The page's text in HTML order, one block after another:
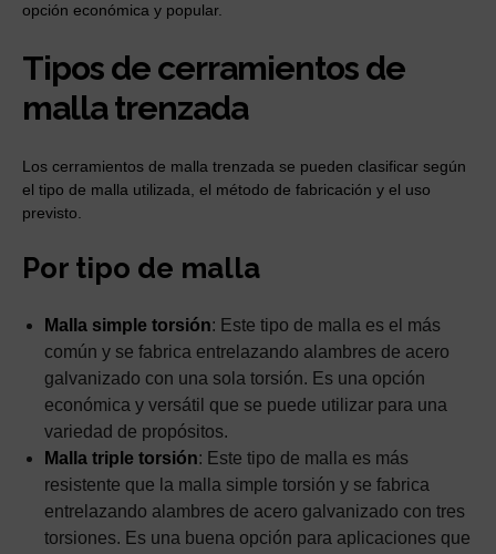
opción económica y popular.
Tipos de cerramientos de
malla trenzada
Los cerramientos de malla trenzada se pueden clasificar según
el tipo de malla utilizada, el método de fabricación y el uso
previsto.
Por tipo de malla
Malla simple torsión: Este tipo de malla es el más
común y se fabrica entrelazando alambres de acero
galvanizado con una sola torsión. Es una opción
económica y versátil que se puede utilizar para una
variedad de propósitos.
Malla triple torsión: Este tipo de malla es más
resistente que la malla simple torsión y se fabrica
entrelazando alambres de acero galvanizado con tres
torsiones. Es una buena opción para aplicaciones que